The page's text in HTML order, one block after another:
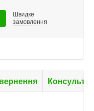
Швидке
замовлення